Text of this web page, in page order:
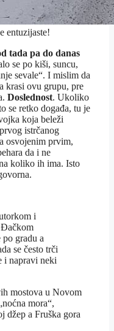
entuzijaste!
tada pa do danas
se po kiši, suncu,
sevale“. I mislim da
krasi ovu grupu, pre
Doslednost. Ukoliko
se retko događa, tu je
koja beleži
istrčanog
osvojenim prvim,
da i ne
koliko ih ima. Isto
i
Đačkom
gradu a
se često trči
i napravi neki
mostova u Novom
mora“,
džep a Fruška gora